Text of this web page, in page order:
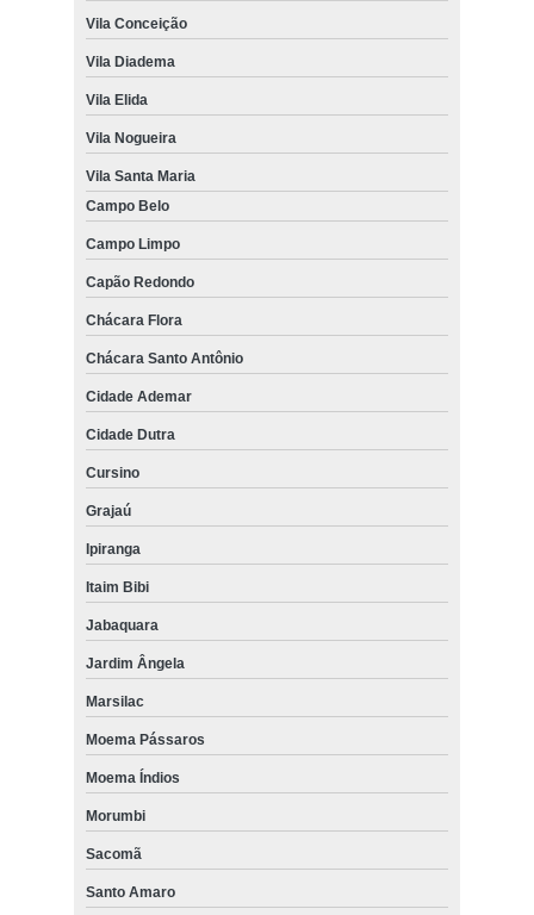
Vila Conceição
Vila Diadema
Vila Elida
Vila Nogueira
Vila Santa Maria
Campo Belo
Campo Limpo
Capão Redondo
Chácara Flora
Chácara Santo Antônio
Cidade Ademar
Cidade Dutra
Cursino
Grajaú
Ipiranga
Itaim Bibi
Jabaquara
Jardim Ângela
Marsilac
Moema Pássaros
Moema Índios
Morumbi
Sacomã
Santo Amaro